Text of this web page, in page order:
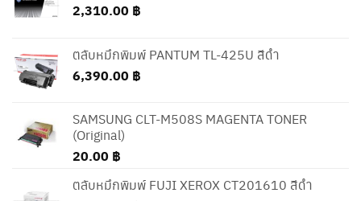
2,310.00 ฿
ตลับหมึกพิมพ์ PANTUM TL-425U สีดำ
6,390.00 ฿
SAMSUNG CLT-M508S MAGENTA TONER
(Original)
20.00 ฿
ตลับหมึกพิมพ์ FUJI XEROX CT201610 สีดำ